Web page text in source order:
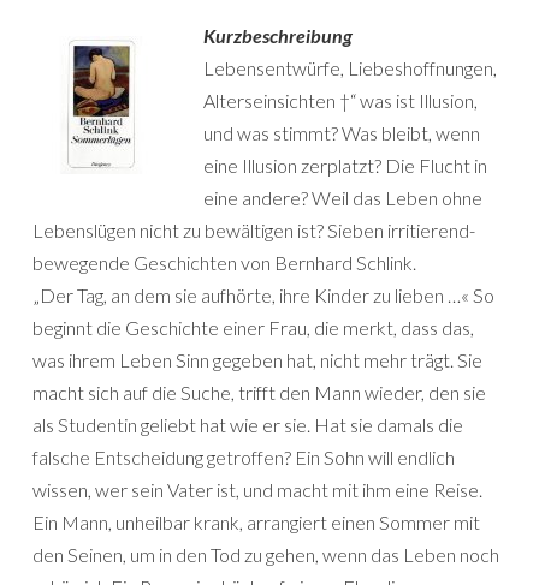
Kurzbeschreibung
Lebensentwürfe, Liebeshoffnungen,
Alterseinsichten †“ was ist Illusion,
und was stimmt? Was bleibt, wenn
eine Illusion zerplatzt? Die Flucht in
eine andere? Weil das Leben ohne
Lebenslügen nicht zu bewältigen ist? Sieben irritierend-
bewegende Geschichten von Bernhard Schlink.
„Der Tag, an dem sie aufhörte, ihre Kinder zu lieben …« So
beginnt die Geschichte einer Frau, die merkt, dass das,
was ihrem Leben Sinn gegeben hat, nicht mehr trägt. Sie
macht sich auf die Suche, trifft den Mann wieder, den sie
als Studentin geliebt hat wie er sie. Hat sie damals die
falsche Entscheidung getroffen? Ein Sohn will endlich
wissen, wer sein Vater ist, und macht mit ihm eine Reise.
Ein Mann, unheilbar krank, arrangiert einen Sommer mit
den Seinen, um in den Tod zu gehen, wenn das Leben noch